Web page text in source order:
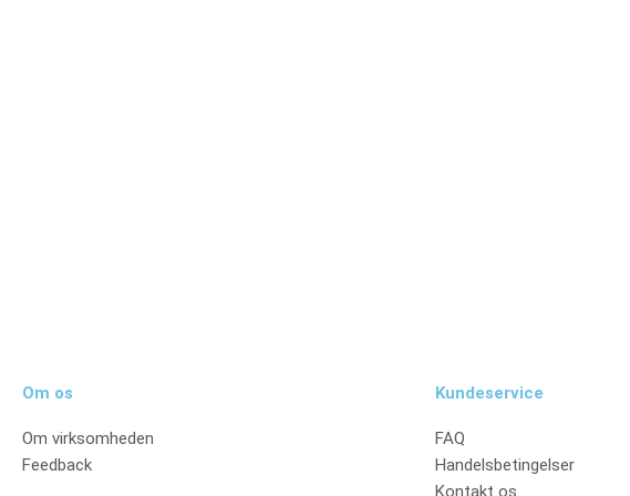
Om os
Om virksomheden
Feedback
Kundeservice
FAQ
Handelsbetingelser
Kontakt os